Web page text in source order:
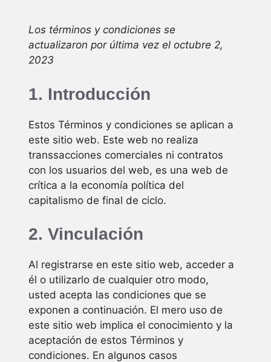
Los términos y condiciones se
actualizaron por última vez el octubre 2,
2023
1. Introducción
Estos Términos y condiciones se aplican a
este sitio web. Este web no realiza
transsacciones comerciales ni contratos
con los usuarios del web, es una web de
crítica a la economía política del
capitalismo de final de ciclo.
2. Vinculación
Al registrarse en este sitio web, acceder a
él o utilizarlo de cualquier otro modo,
usted acepta las condiciones que se
exponen a continuación. El mero uso de
este sitio web implica el conocimiento y la
aceptación de estos Términos y
condiciones. En algunos casos